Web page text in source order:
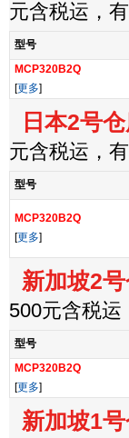
元含税运，
型号
MCP320B2Q
[更多]
日本2号
元含税运，
型号
MCP320B2Q
[更多]
新加坡2
500元含税
型号
MCP320B2Q
[更多]
新加坡1